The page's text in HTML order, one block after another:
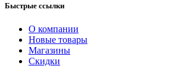
Быстрые ссылки
О компании
Новые товары
Магазины
Скидки